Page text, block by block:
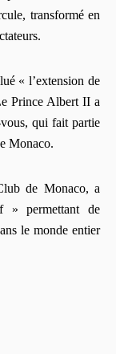
transformé en
« l’extension de
Prince Albert II a
qui fait partie
Monaco.
de Monaco, a
» permettant de
le monde entier